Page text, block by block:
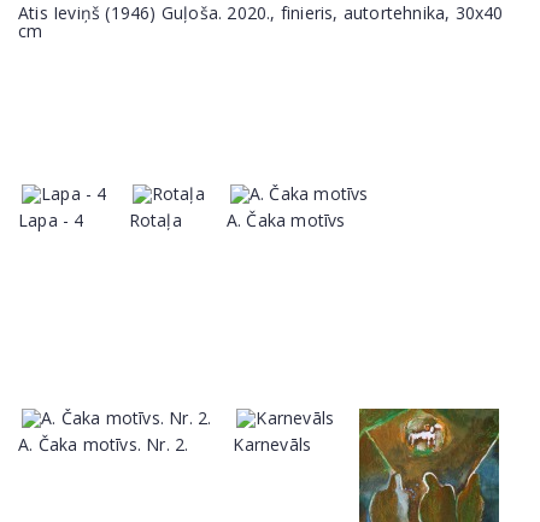
Atis Ieviņš (1946) Guļoša. 2020., finieris, autortehnika, 30x40
cm
Lapa - 4 Rotaļa A. Čaka motīvs
A. Čaka motīvs. Nr. 2. Karnevāls